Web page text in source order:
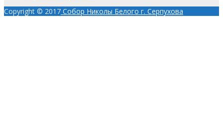
Copyright © 2017 Собор Николы Белого г. Серпухова